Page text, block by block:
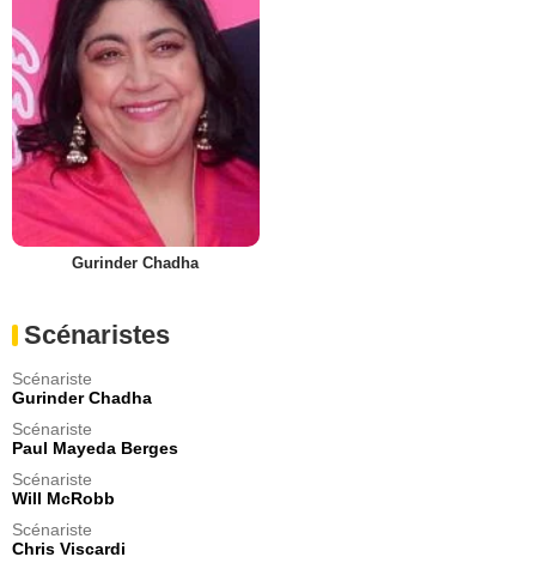
Gurinder Chadha
Scénaristes
Scénariste
Gurinder Chadha
Scénariste
Paul Mayeda Berges
Scénariste
Will McRobb
Scénariste
Chris Viscardi